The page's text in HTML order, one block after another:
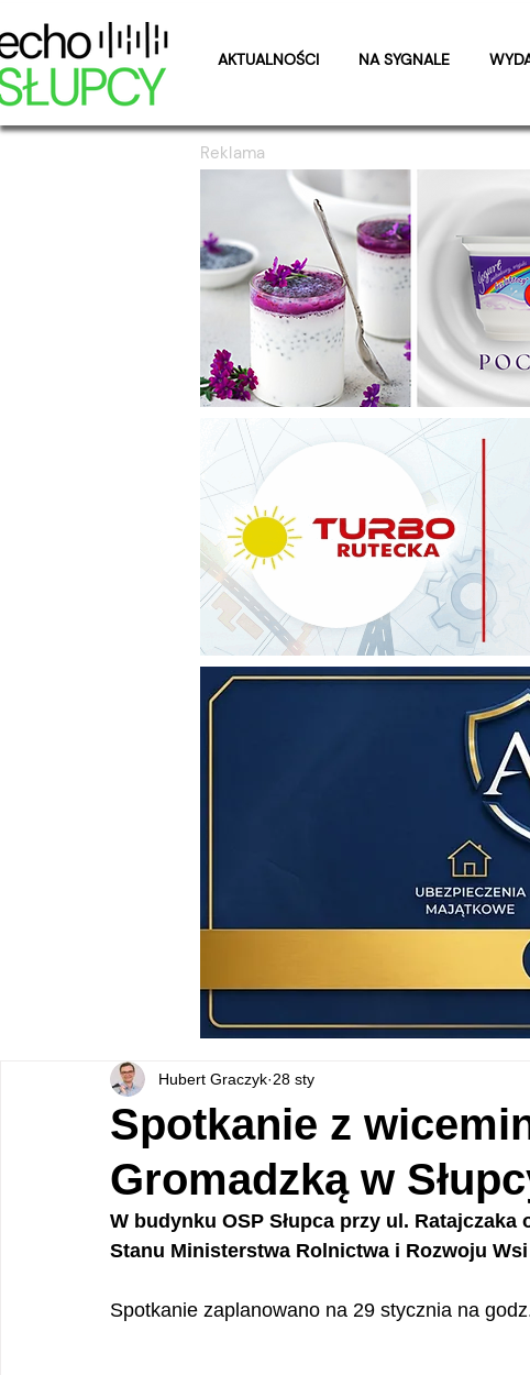
AKTUALNOŚCI NA SYGNALE
Reklama
Spotkanie z
Gromadzką w
Hubert Graczyk 28 sty
W budynku OSP Słupca przy ul.
Stanu Ministerstwa Rolnictwa i Rozwoju Wsi
Spotkanie zaplanowano na 29 stycznia na